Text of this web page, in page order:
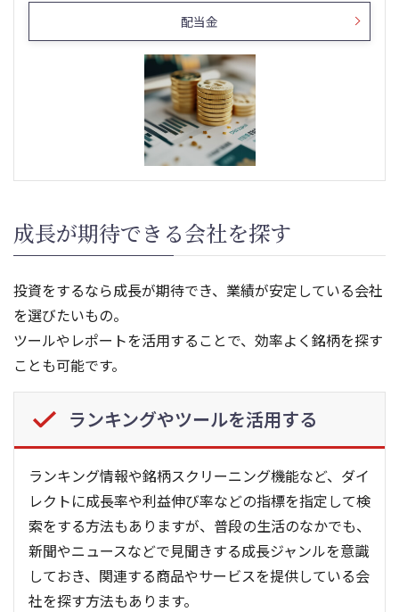
配当金
成長が期待できる会社を探す
投資をするなら成長が期待でき、業績が安定している会社
を選びたいもの。
ツールやレポートを活用することで、効率よく銘柄を探す
ことも可能です。
ランキングやツールを活用する
ランキング情報や銘柄スクリーニング機能など、ダイ
レクトに成長率や利益伸び率などの指標を指定して検
索をする方法もありますが、普段の生活のなかでも、
新聞やニュースなどで見聞きする成長ジャンルを意識
しておき、関連する商品やサービスを提供している会
社を探す方法もあります。